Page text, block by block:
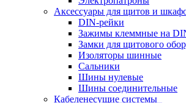
Аксессуары для щитов и
DIN-рейки
Зажимы клеммные на
Замки для щитового
Изоляторы шинные
Сальники
Шины нулевые
Шины соединительные
Кабеленесущие системы